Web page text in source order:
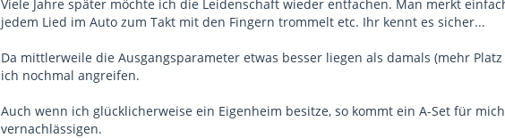
Viele Jahre später möchte ich die Leidenschaft wieder entfachen. Man merkt
jedem Lied im Auto zum Takt mit den Fingern trommelt etc. Ihr kennt es sicher...
Da mittlerweile die Ausgangsparameter etwas besser liegen als damals (mehr
ich nochmal angreifen.
Auch wenn ich glücklicherweise ein Eigenheim besitze, so kommt ein A-Set für
vernachlässigen.